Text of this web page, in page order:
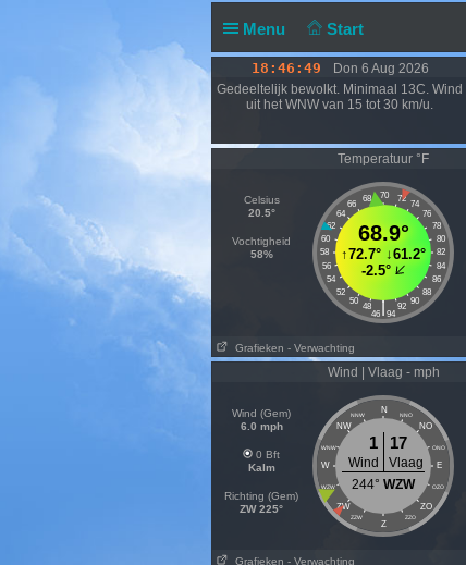
Menu Start
18:46:49
Don 6 Aug 2026
Gedeeltelijk bewolkt. Minimaal 13C. Wind
uit het WNW van 15 tot 30 km/u.
Temperatuur °F
Celsius
20.5°
Vochtigheid
58%
70
68 72
66
74
64
76
62
78
60
80
58
82
56
84
54
86
52
88
50
90
48 92
|
46 94
68.9°
↑72.7° ↓61.2°
-2.5°
Grafieken - Verwachting
Wind | Vlaag - mph
Wind (Gem)
6.0 mph
0 Bft
Kalm
Richting (Gem)
ZW 225°
N
NNW NNO
NW NO
WNW ONO
W E
WZW OZO
ZW ZO
ZZW ZZO
Z
1 17
Wind
Vlaag
244° WZW
Grafieken - Verwachting